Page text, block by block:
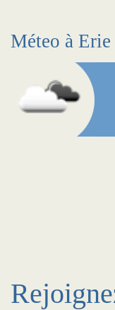
Méteo à Erie